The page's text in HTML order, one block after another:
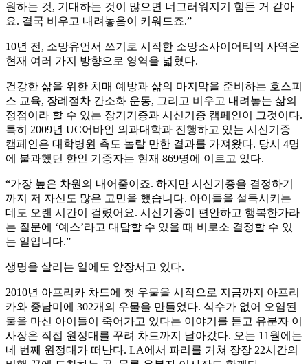
원하는 것, 기대하는 것이 많으면 너그러워지기 힘든 거 같아
요. 결국 비우고 내려놓음이 키워드죠.”
10년 전, 소망유언서 쓰기로 시작한 소망소사이어티의 사역은
현재 여러 가지 방향으로 영역을 넓혔다.
건강한 삶을 위한 치매 예방과 삶의 마지막을 준비하는 호스피
스 교육, 장례절차 간소화 운동, 그리고 비우고 내려놓는 삶의
정점이라 할 수 있는 장기기증과 시신기증 캠페인이 그것이다.
특히 2009년 UC어바인 의과대학과 진행하고 있는 시신기증
캠페인은 대학병원 측도 놀랄 만한 결과를 가져왔다. 당시 4명
에 불과했던 한인 기증자는 현재 869명에 이르고 있다.
“가장 높은 차원의 내어줌이죠. 하지만 시신기증을 결정하기
까지 저 자신도 많은 고민을 했습니다. 아이들을 설득시키는
데도 오랜 시간이 걸렸어요. 시신기증이 편안하고 행복한가라
는 질문에 ‘예스’라고 대답할 수 있을 때 비로소 결정할 수 있
는 일입니다.”
생명을 살리는 일에도 앞장서고 있다.
2010년 아프리카 차드에 첫 우물을 시작으로 지금까지 아프리
카와 중남미에 302개의 우물을 만들었다. 식수가 없어 오염된
물을 마신 아이들이 죽어가고 있다는 이야기를 듣고 유분자 이
사장은 직접 원정대를 꾸려 차드까지 날아갔다. 오는 11월에는
네 번째 원정대가 떠난다. LA에서 파리를 거쳐 장장 22시간의